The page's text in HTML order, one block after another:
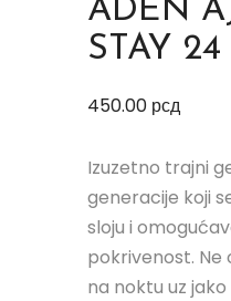
ADEN
STAY
450.00 рсд
Izuzetno trajni
generacije koji
sloju i
pokrivenost. Ne
na noktu uz